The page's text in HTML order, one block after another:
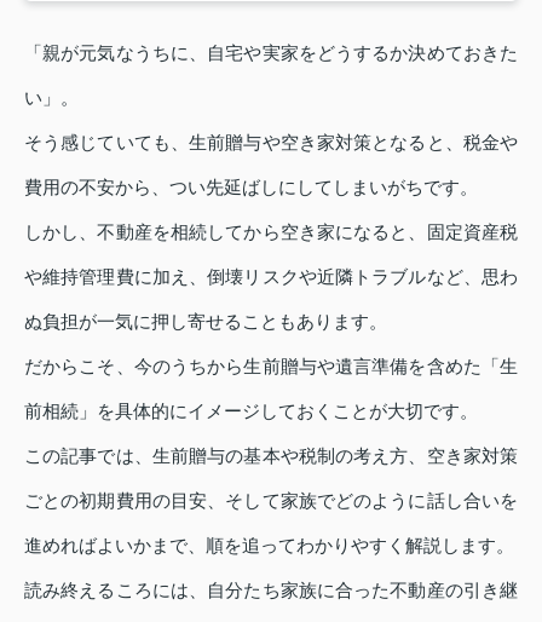
「親が元気なうちに、自宅や実家をどうするか決めておきた
い」。
そう感じていても、生前贈与や空き家対策となると、税金や
費用の不安から、つい先延ばしにしてしまいがちです。
しかし、不動産を相続してから空き家になると、固定資産税
や維持管理費に加え、倒壊リスクや近隣トラブルなど、思わ
ぬ負担が一気に押し寄せることもあります。
だからこそ、今のうちから生前贈与や遺言準備を含めた「生
前相続」を具体的にイメージしておくことが大切です。
この記事では、生前贈与の基本や税制の考え方、空き家対策
ごとの初期費用の目安、そして家族でどのように話し合いを
進めればよいかまで、順を追ってわかりやすく解説します。
読み終えるころには、自分たち家族に合った不動産の引き継